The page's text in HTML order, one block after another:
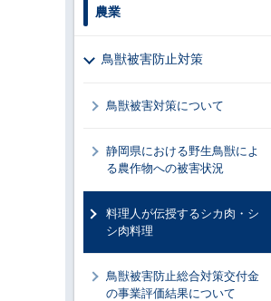
農業
鳥獣被害防止対策
鳥獣被害対策について
静岡県における野生鳥獣によ
る農作物への被害状況
料理人が伝授するシカ肉・シ
シ肉料理
鳥獣被害防止総合対策交付金
の事業評価結果について